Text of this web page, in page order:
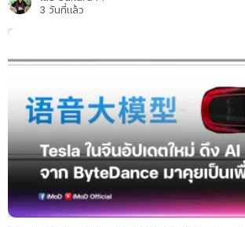
3 วันที่แล้ว